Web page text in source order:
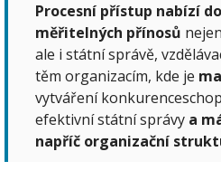
Procesní přístup nabízí
měřitelných přínosů
ale i státní správě,
těm organizacím, kde je
vytváření
efektivní státní správy a
napříč organizační